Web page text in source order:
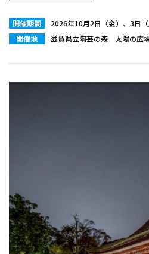
開催期間
2026年10月2日（金）、3日（
開催地
滋賀県立陶芸の森 太陽の広